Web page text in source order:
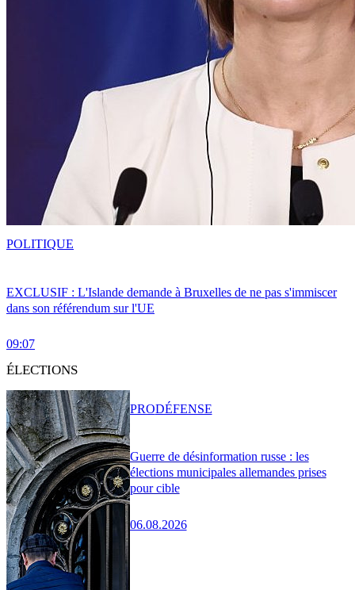
EXCLUSIF : L'Islande demande à Bruxelles de ne pas s'immiscer
dans son référendum sur l'UE
09:07
POLITIQUE
ÉLECTIONS
Guerre de désinformation russe : les
élections municipales allemandes prises
pour cible
06.08.2026
PRODÉFENSE